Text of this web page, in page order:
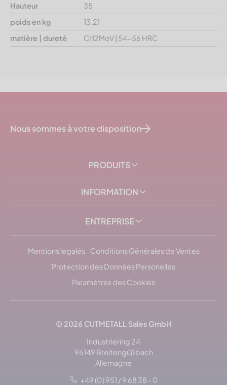
Hauteur
35
poids en kg
13.21
matière | dureté
Cr12MoV | 54-56 HRC
Nous sommes à votre disposition
PRODUITS
INFORMATION
ENTREPRISE
Mentions legalés
Conditions Générales de Ventes
Protection des Données Personelles
Paramètres des Cookies
© 2026 CUTMETALL Sales GmbH
Industriering 24
96149 Breitengüßbach
Allemagne
+49 (0) 951 / 9 68 38 - 0